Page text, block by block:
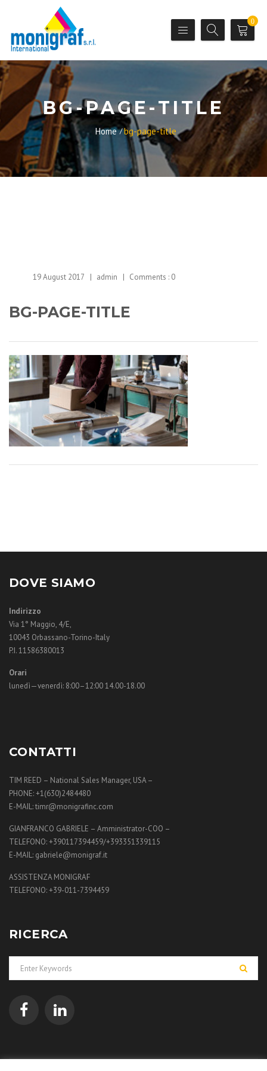
0
BG-PAGE-TITLE
Home bg-page-title
19 August 2017 admin Comments : 0
BG-PAGE-TITLE
DOVE SIAMO
Indirizzo
Via 1° Maggio, 4/E,
10043 Orbassano-Torino-Italy
P.I. 11586380013
Orari
lunedì—venerdì: 8:00–12:00 14.00-18.00
CONTATTI
TIM REED – National Sales Manager, USA –
PHONE: +1(630)2484480
E-MAIL: timr@monigrafinc.com
GIANFRANCO GABRIELE – Amministrator-COO –
TELEFONO: +390117394459/+393351339115
E-MAIL: gabriele@monigraf.it
ASSISTENZA MONIGRAF
TELEFONO: +39-011-7394459
RICERCA